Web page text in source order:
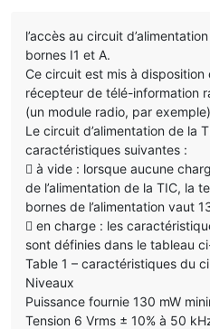
l’accès au circuit
bornes I1 et A.
Ce circuit est mis à
récepteur de télé-information
(un module radio, par
Le circuit d’alimentation de la
caractéristiques suivantes :
 à vide : lorsque aucune
de l’alimentation de la TIC, la
bornes de l’alimentation vaut
 en charge : les
sont définies dans le tableau
Table 1 – caractéristiques du
Niveaux
Puissance fournie 130 mW
Tension 6 Vrms ± 10% à 50